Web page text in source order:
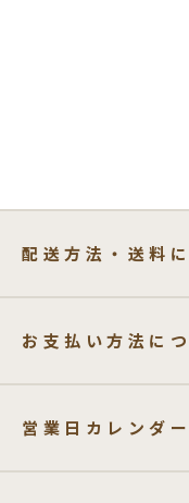
配送方法・送料
お支払い方法に
営業日カレンダー